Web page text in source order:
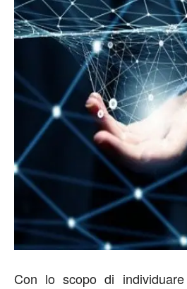
Con lo scopo di